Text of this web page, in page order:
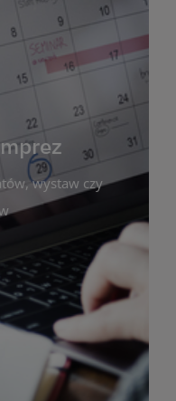
wystaw czy
planowane
organizowane
terminy
czy konkursów.
łatwo
Cię
harmonogram na
z planem pracy
i uczestnictwa
miasta!